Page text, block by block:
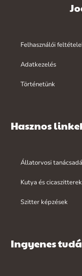
Felhasználói
Adatkezelés
Történetünk
Hasznos
Állatorvosi
Kutya és cicaszitterek
Szitter képzések
Ingyenes